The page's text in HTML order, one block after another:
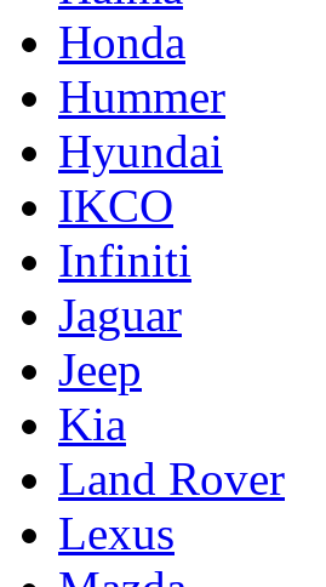
Honda
Hummer
Hyundai
IKCO
Infiniti
Jaguar
Jeep
Kia
Land Rover
Lexus